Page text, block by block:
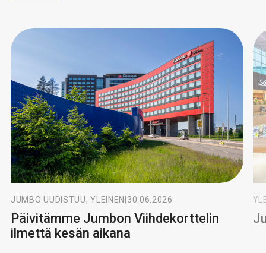
JUMBO UUDISTUU, YLEINEN 30.06.2026
Päivitämme Jumbon Viihdekorttelin
ilmettä kesän aikana